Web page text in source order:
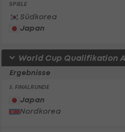
SPIELE
Südkorea
Japan
World Cup Qualifikation
Ergebnisse
3. FINALRUNDE
Japan
Nordkorea